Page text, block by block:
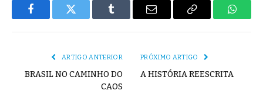
FacebookTwitter Tumblr
E-
Copiar
ARTIGO ANTERIOR
BRASIL NO CAMINHO DO
CAOS
PRÓXIMO ARTIGO
A HISTÓRIA REESCRITA